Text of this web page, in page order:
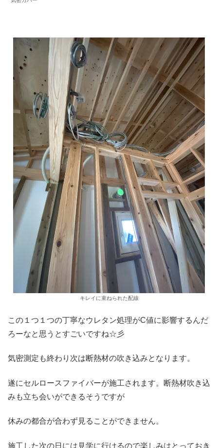
キレイに束ねられた配線
この１つ１つの丁寧なウレタン処理がC値に影響するんだ
ろーなと思うとすごいですね☆彡
気密測定も終わり次は断熱材の吹き込みとなります。
遂にセルロースファイバーが施工されます。断熱材吹き込
みも立ち会いができるそうですが
休みの都合が合わず見ることができません。
施工した次の日には見学に行けるので楽しみはとっておき